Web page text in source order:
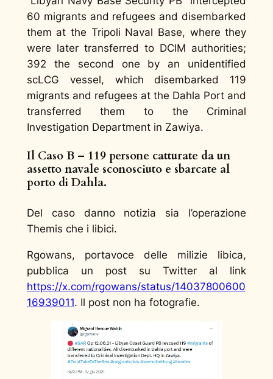
60 migrants and refugees and disembarked
them at the Tripoli Naval Base, where they
were later transferred to DCIM authorities;
392 the second one by an unidentified
scLCG vessel, which disembarked 119
migrants and refugees at the Dahla Port and
transferred them to the Criminal
Investigation Department in Zawiya.
Il Caso B – 119 persone catturate da un
assetto navale sconosciuto e sbarcate al
porto di Dahla.
Del caso danno notizia sia l’operazione
Themis che i libici.
Rgowans, portavoce delle milizie libica,
pubblica un post su Twitter al link
https://x.com/rgowans/status/14037800600
16939011. Il post non ha fotografie.